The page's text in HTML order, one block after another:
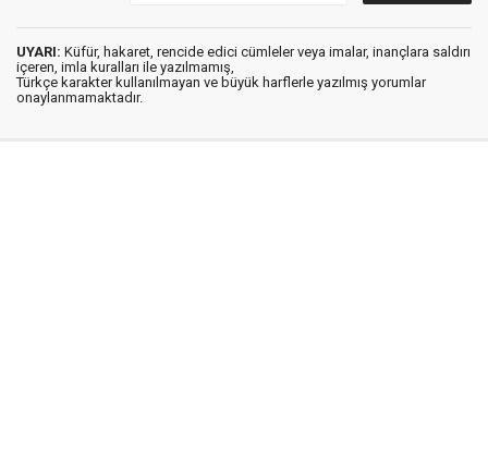
UYARI: Küfür, hakaret, rencide edici cümleler veya imalar, inançlara saldırı
içeren, imla kuralları ile yazılmamış,
Türkçe karakter kullanılmayan ve büyük harflerle yazılmış yorumlar
onaylanmamaktadır.